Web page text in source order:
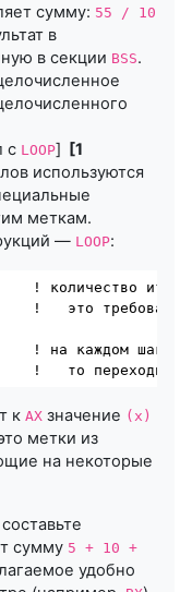
сумму: 55 / 10
в
в секции BSS.
с LOOP]
[1
используются
меткам.
— LOOP:
! количество
!   это
! на каждом шаге
!   то переходит
к AX значение (x)
метки из
на некоторые
сумму 5 + 10 +
удобно